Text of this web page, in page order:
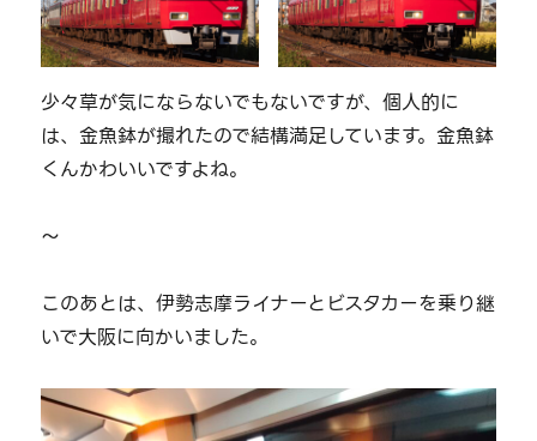
少々草が気にならないでもないですが、個人的に
は、金魚鉢が撮れたので結構満足しています。金魚鉢
くんかわいいですよね。
～
このあとは、伊勢志摩ライナーとビスタカーを乗り継
いで大阪に向かいました。